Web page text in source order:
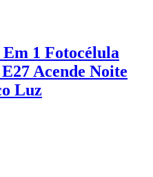
Em 1 Fotocélula
Acende Noite
Luz